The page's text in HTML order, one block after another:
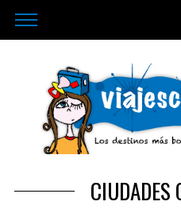
CIUDADES